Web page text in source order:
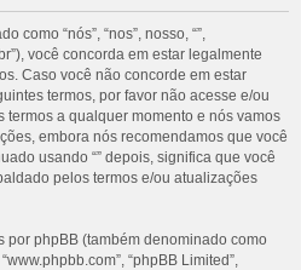
como “nós”, “nos”, nosso, “”,
você concorda em estar legalmente
Caso você não concorde em estar
termos, por favor não acesse e/ou
termos a qualquer momento e nós vamos
embora nós recomendamos que você
usando “” depois, significa que você
pelos termos e/ou atualizações
por phpBB (também denominado como
“phpBB Limited”,